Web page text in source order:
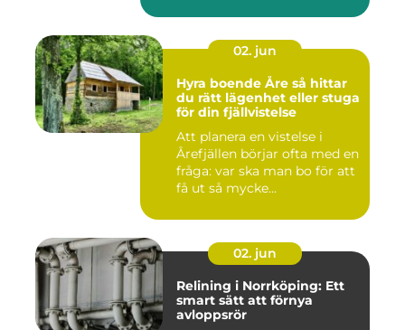
02. jun
Hyra boende Åre så hittar
du rätt lägenhet eller stuga
för din fjällvistelse
Att planera en vistelse i
Årefjällen börjar ofta med en
fråga: var ska man bo för att
få ut så mycke...
02. jun
Relining i Norrköping: Ett
smart sätt att förnya
avloppsrör